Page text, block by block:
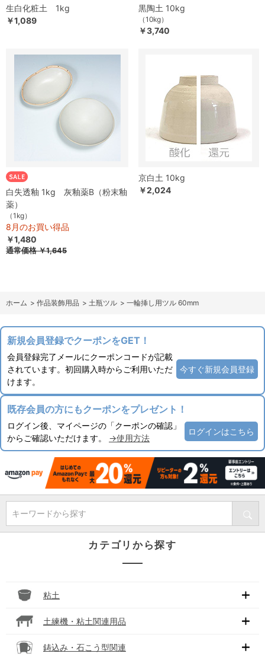
生白化粧土 1kg
￥1,089
黒陶土 10kg
（10kg）
￥3,740
白失透釉 1kg 灰釉薬B（粉末釉
薬）
（1kg）
8月のお買い得品
￥1,480
通常価格￥1,645
京白土 10kg
￥2,024
ホーム > 作品装飾用品 > 土瓶ツル > 一輪挿し用ツル 60mm
新規会員登録でクーポンをGET！
会員登録完了メールにクーポンコードが記載
されています。初回購入時からご利用いただ
けます。
今すぐ新規会員登録
既存会員の方にもクーポンをプレゼント！
ログイン後、マイページの「クーポンの確認」
からご確認いただけます。 →使用方法
ログインはこちら
キーワードから探す
カテゴリから探す
粘土
土練機・粘土関連用品
鋳込み・石こう型関連